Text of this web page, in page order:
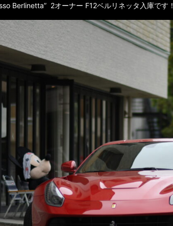
Berlinetta” 2オーナー F12ベルリネッタ入庫です！